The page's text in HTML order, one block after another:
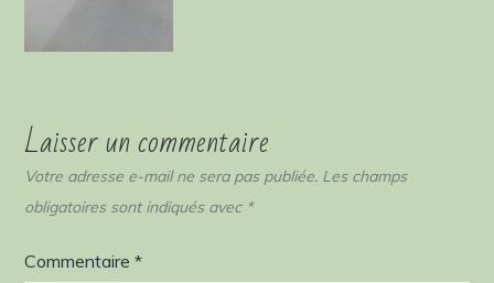
Laisser un commentaire
Votre adresse e-mail ne sera pas publiée. Les champs
obligatoires sont indiqués avec *
Commentaire*